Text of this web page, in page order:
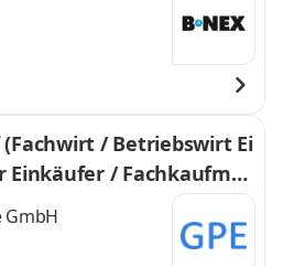
/ Betriebswirt Ei
Einkäufer / Fachkaufma
o.Ä.) (m/w/d)
GmbH